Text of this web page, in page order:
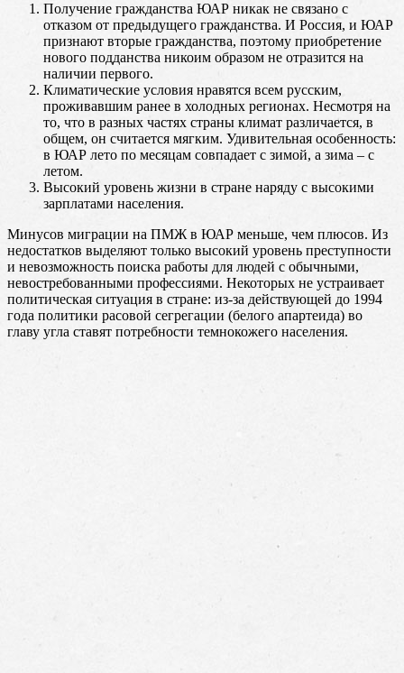
Получение гражданства ЮАР никак не связано с
отказом от предыдущего гражданства. И Россия, и ЮАР
признают вторые гражданства, поэтому приобретение
нового подданства никоим образом не отразится на
наличии первого.
Климатические условия нравятся всем русским,
проживавшим ранее в холодных регионах. Несмотря на
то, что в разных частях страны климат различается, в
общем, он считается мягким. Удивительная особенность:
в ЮАР лето по месяцам совпадает с зимой, а зима – с
летом.
Высокий уровень жизни в стране наряду с высокими
зарплатами населения.
Минусов миграции на ПМЖ в ЮАР меньше, чем плюсов. Из
недостатков выделяют только высокий уровень преступности
и невозможность поиска работы для людей с обычными,
невостребованными профессиями. Некоторых не устраивает
политическая ситуация в стране: из-за действующей до 1994
года политики расовой сегрегации (белого апартеида) во
главу угла ставят потребности темнокожего населения.